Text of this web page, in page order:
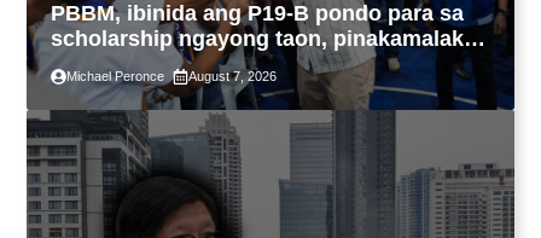
PBBM, ibinida ang P19-B pondo para sa
scholarship ngayong taon, pinakamalaki
sa kasaysayan ng TESDA
Michael Peronce August 7, 2026